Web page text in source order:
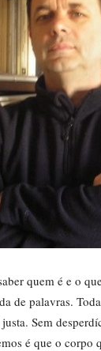
quem é e o
de palavras.
Sem
é que o corpo